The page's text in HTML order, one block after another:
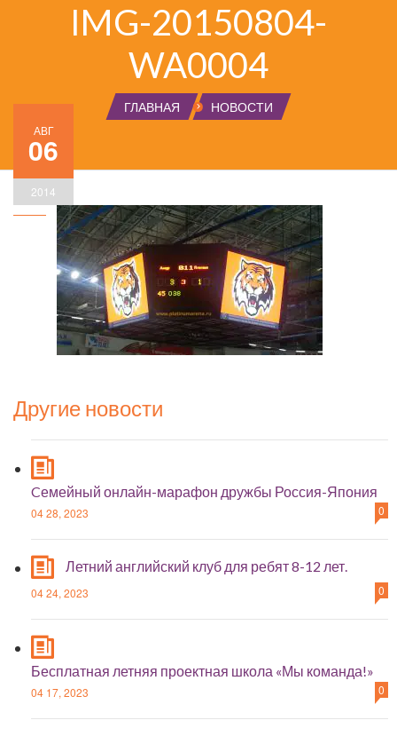
IMG-20150804-
WA0004
ГЛАВНАЯ НОВОСТИ
АВГ
06
2014
Другие новости
Cемейный онлайн-марафон дружбы Россия-Япония
04 28, 2023 0
Летний английский клуб для ребят 8-12 лет.
04 24, 2023 0
Бесплатная летняя проектная школа «Мы команда!»
04 17, 2023 0